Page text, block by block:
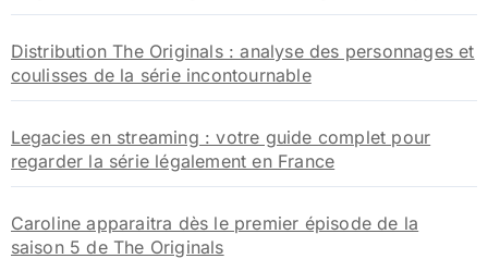
Distribution The Originals : analyse des personnages et
coulisses de la série incontournable
Legacies en streaming : votre guide complet pour
regarder la série légalement en France
Caroline apparaitra dès le premier épisode de la
saison 5 de The Originals